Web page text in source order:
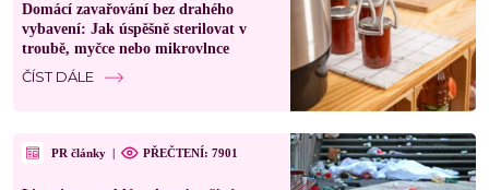
Domácí zavařování bez drahého
vybavení: Jak úspěšně sterilovat v
troubě, myčce nebo mikrovlnce
ČÍST DÁLE
PR články | PŘEČTENÍ: 7901